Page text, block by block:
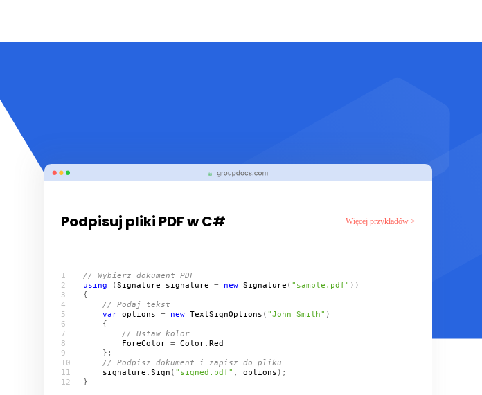
Podpisuj pliki PDF w C# Więcej przykładów >
// Wybierz dokument PDF
using (Signature signature = new Signature ( "sample.pdf"
// Podaj tekst
var options = new TextSignOptions ( "John Smith"
// Ustaw kolor
ForeColor = Color. Red
// Podpisz dokument i zapisz do pliku
signature . Sign ( "signed.pdf" , options